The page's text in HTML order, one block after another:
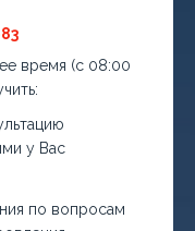
время (с 08:00
у Вас
по вопросам